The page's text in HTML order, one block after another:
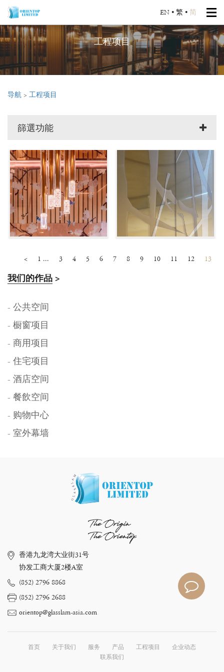
EN • 繁 • 简
工程项目
导航 > 工程项目
篩選功能
< 1 ... 3 4 5 6 7 8 9 10 11 12 13
我们的作品 >
- 公共空间
- 橱窗项目
- 商用项目
- 住宅项目
- 酒店空间
- 餐飲空间
- 购物中心
- 室外幕墙
The Origin
The Orientop
香港九龙湾大业街31号
协发工商大厦2楼A室
(852) 2796 8868
(852) 2796 2688
orientop@glasslam-asia.com
首页 关于我们 服务 产品 工程项目
企业动态
联系我们